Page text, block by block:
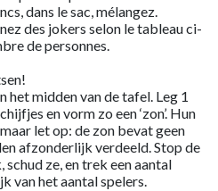
dans le sac, mélangez.
des jokers selon le tableau ci-
de personnes.
het midden van de tafel. Leg 1
en vorm zo een ‘zon’. Hun
let op: de zon bevat geen
afzonderlijk verdeeld. Stop de
ze, en trek een aantal
van het aantal spelers.